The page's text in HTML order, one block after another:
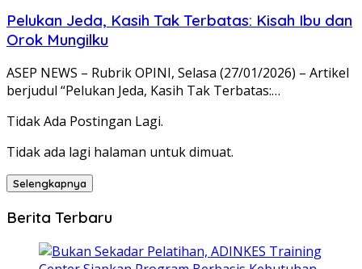
Pelukan Jeda, Kasih Tak Terbatas: Kisah Ibu dan
Orok Mungilku
ASEP NEWS – Rubrik OPINI, Selasa (27/01/2026) – Artikel
berjudul “Pelukan Jeda, Kasih Tak Terbatas:…
Tidak Ada Postingan Lagi.
Tidak ada lagi halaman untuk dimuat.
Selengkapnya
Berita Terbaru